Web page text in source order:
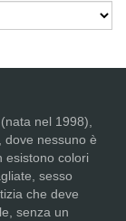
nel 1998),
dove nessuno è
esistono colori
sesso
che deve
senza un